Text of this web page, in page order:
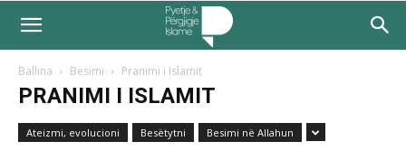
Ballina Besimi Pranimi i Islamit
PRANIMI I ISLAMIT
Ateizmi, evolucioni Besëtytni Besimi në Allahun